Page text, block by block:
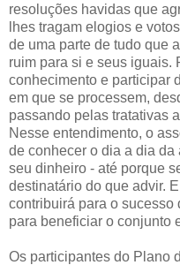
resoluções havidas que
lhes tragam elogios e
de uma parte de tudo que
ruim para si e seus iguais.
conhecimento e participar
em que se processem,
passando pelas tratativas
Nesse entendimento, o
de conhecer o dia a dia
seu dinheiro - até porque
destinatário do que advir.
contribuirá para o sucesso
para beneficiar o conjunto
Os participantes do Plano